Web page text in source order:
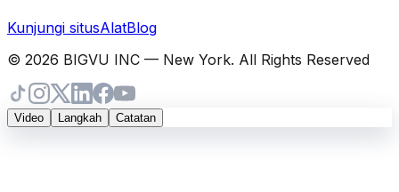
Kunjungi situsAlatBlog
© 2026 BIGVU INC — New York. All Rights Reserved
Video Langkah Catatan